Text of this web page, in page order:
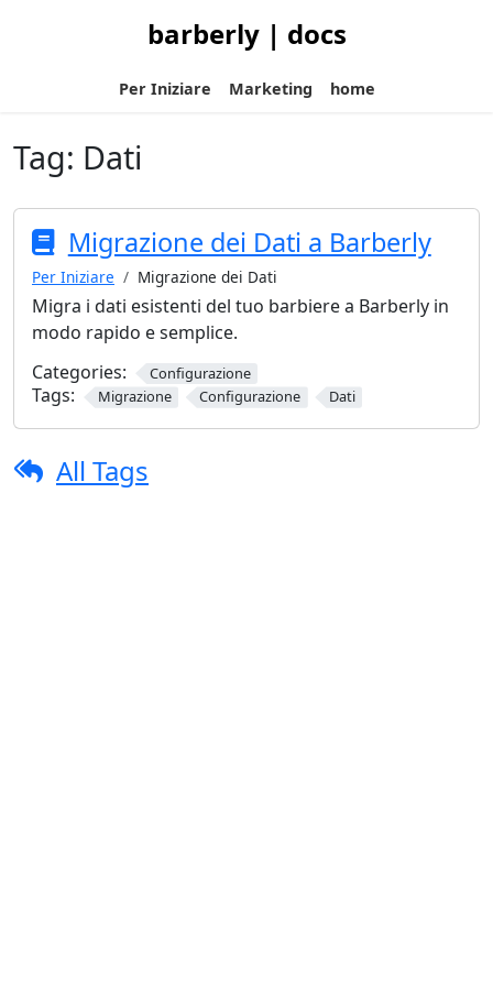
barberly | docs
Per Iniziare Marketing home
Tag: Dati
Migrazione dei Dati a Barberly
Per Iniziare Migrazione dei Dati
Migra i dati esistenti del tuo barbiere a Barberly in
modo rapido e semplice.
Categories:
Configurazione
Tags: Migrazione Configurazione Dati
All Tags